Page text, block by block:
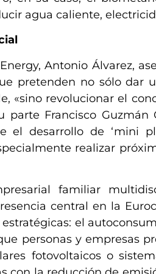
agua caliente,
Antonio Álvarez,
pretenden no sólo
«sino revolucionar el
parte Francisco
el desarrollo de ‘mini
realizar
familiar
central en la
el
personas y empresas
fotovoltaicos o